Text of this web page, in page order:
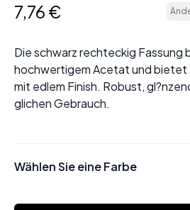
7,76 €
Die schwarz rechteckig Fassung
hochwertigem Acetat und bietet
mit edlem Finish. Robust,
glichen Gebrauch.
Wählen Sie eine Farbe